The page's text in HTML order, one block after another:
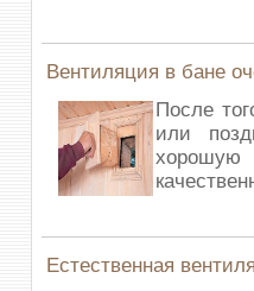
Вентиляция в бане
После
или
Естественная